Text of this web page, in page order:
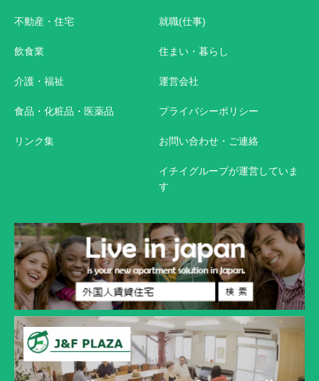
不動産・住宅
飲食業
介護・福祉
食品・化粧品・医薬品
リンク集
就職(仕事)
住まい・暮らし
運営会社
プライバシーポリシー
お問い合わせ・ご連絡
イチイグループが運営していま
す